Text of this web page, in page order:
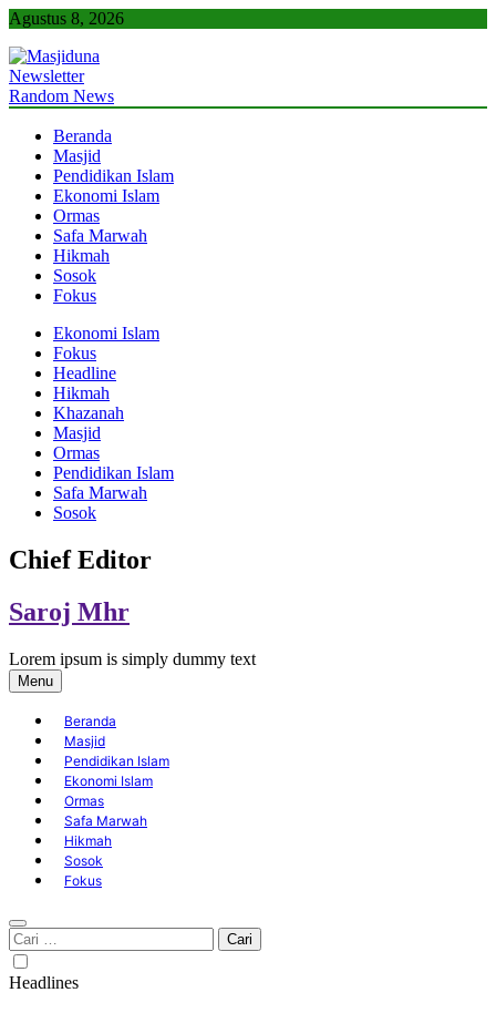
Skip
content
Agustus 8, 2026
Masjiduna
Referensi Berita Islam Indonesia
Newsletter
Random News
Beranda
Masjid
Pendidikan Islam
Ekonomi Islam
Ormas
Safa Marwah
Hikmah
Sosok
Fokus
Ekonomi Islam
Fokus
Headline
Hikmah
Khazanah
Masjid
Ormas
Pendidikan Islam
Safa Marwah
Sosok
Chief Editor
Saroj Mhr
Lorem ipsum is simply dummy text
Menu
Beranda
Masjid
Pendidikan Islam
Ekonomi Islam
Ormas
Safa Marwah
Hikmah
Sosok
Fokus
Cari
untuk:
Headlines